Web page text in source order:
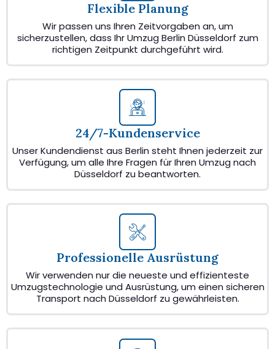
Flexible Planung
Wir passen uns Ihren Zeitvorgaben an, um
sicherzustellen, dass Ihr Umzug Berlin Düsseldorf zum
richtigen Zeitpunkt durchgeführt wird.
24/7-Kundenservice
Unser Kundendienst aus Berlin steht Ihnen jederzeit zur
Verfügung, um alle Ihre Fragen für Ihren Umzug nach
Düsseldorf zu beantworten.
Professionelle Ausrüstung
Wir verwenden nur die neueste und effizienteste
Umzugstechnologie und Ausrüstung, um einen sicheren
Transport nach Düsseldorf zu gewährleisten.